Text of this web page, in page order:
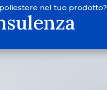
nel tuo prodotto?